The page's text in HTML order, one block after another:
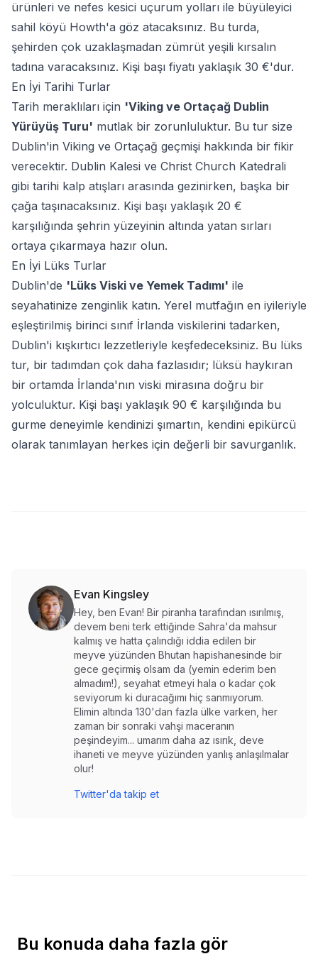
ürünleri ve nefes kesici uçurum yolları ile büyüleyici
sahil köyü Howth'a göz atacaksınız. Bu turda,
şehirden çok uzaklaşmadan zümrüt yeşili kırsalın
tadına varacaksınız. Kişi başı fiyatı yaklaşık 30 €'dur.
En İyi Tarihi Turlar
Tarih meraklıları için 'Viking ve Ortaçağ Dublin
Yürüyüş Turu' mutlak bir zorunluluktur. Bu tur size
Dublin'in Viking ve Ortaçağ geçmişi hakkında bir fikir
verecektir. Dublin Kalesi ve Christ Church Katedrali
gibi tarihi kalp atışları arasında gezinirken, başka bir
çağa taşınacaksınız. Kişi başı yaklaşık 20 €
karşılığında şehrin yüzeyinin altında yatan sırları
ortaya çıkarmaya hazır olun.
En İyi Lüks Turlar
Dublin'de 'Lüks Viski ve Yemek Tadımı' ile
seyahatinize zenginlik katın. Yerel mutfağın en iyileriyle
eşleştirilmiş birinci sınıf İrlanda viskilerini tadarken,
Dublin'i kışkırtıcı lezzetleriyle keşfedeceksiniz. Bu lüks
tur, bir tadımdan çok daha fazlasıdır; lüksü haykıran
bir ortamda İrlanda'nın viski mirasına doğru bir
yolculuktur. Kişi başı yaklaşık 90 € karşılığında bu
gurme deneyimle kendinizi şımartın, kendini epikürcü
olarak tanımlayan herkes için değerli bir savurganlık.
Evan Kingsley
Hey, ben Evan! Bir piranha tarafından ısırılmış,
devem beni terk ettiğinde Sahra'da mahsur
kalmış ve hatta çalındığı iddia edilen bir
meyve yüzünden Bhutan hapishanesinde bir
gece geçirmiş olsam da (yemin ederim ben
almadım!), seyahat etmeyi hala o kadar çok
seviyorum ki duracağımı hiç sanmıyorum.
Elimin altında 130'dan fazla ülke varken, her
zaman bir sonraki vahşi maceranın
peşindeyim... umarım daha az ısırık, deve
ihaneti ve meyve yüzünden yanlış anlaşılmalar
olur!
Twitter'da takip et
Bu konuda daha fazla gör